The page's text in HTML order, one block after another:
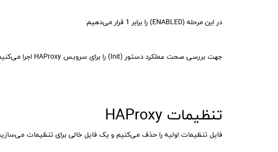
در این مرحله (ENABLED) را برابر 1 قرار می‌دهیم:
جهت بررسی صحت عملکرد دستور (Init) را برای سرویس HAProxy اجرا می‌کنیم:
تنظیمات HAProxy
فایل تنظیمات اولیه را حذف می‌کنیم و یک فایل خالی برای تنظیمات